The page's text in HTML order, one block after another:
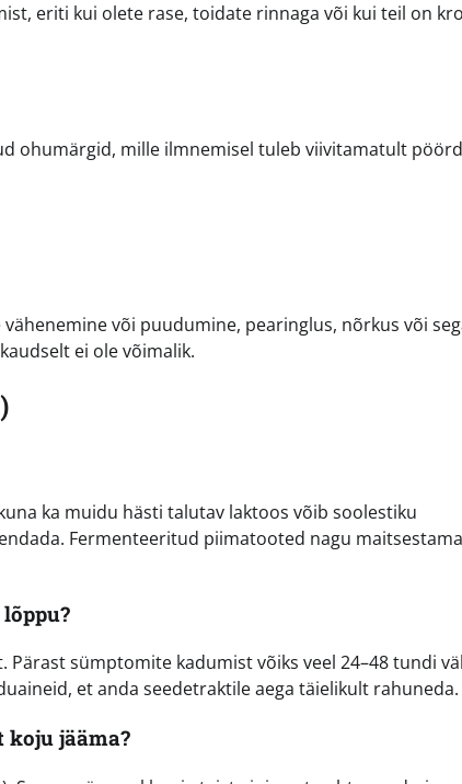
eriti kui olete rase, toidate rinnaga või kui teil on
ohumärgid, mille ilmnemisel tuleb viivitamatult
või puudumine, pearinglus, nõrkus või
ei ole võimalik.
ka muidu hästi talutav laktoos võib soolestiku
Fermenteeritud piimatooted nagu
sümptomite kadumist võiks veel 24–48 tundi
et anda seedetraktile aega täielikult rahuneda.
koju jääma?